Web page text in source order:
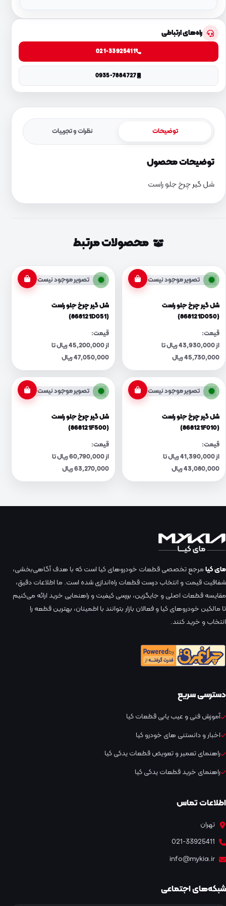
راه‌های ارتباطی
021-33925411
0935-7884727
توضیحات نظرات و تجربیات
توضیحات محصول
شل گیر چرخ جلو راست
محصولات مرتبط
تصویر موجود نیست
شل گیر چرخ جلو راست
(868121D050)
قیمت:
از 43,930,000 ریال تا
45,730,000 ریال
تصویر موجود نیست
شل گیر چرخ جلو راست
(868121D051)
قیمت:
از 45,200,000 ریال تا
47,050,000 ریال
تصویر موجود نیست
شل گیر چرخ جلو راست
(868121F010)
قیمت:
از 41,390,000 ریال تا
43,080,000 ریال
تصویر موجود نیست
شل گیر چرخ جلو راست
(868121F500)
قیمت:
از 60,790,000 ریال تا
63,270,000 ریال
مای کیامرجع تخصصی قطعات خودروهای کیا است که با هدف آگاهی‌بخشی،
شفافیت قیمت و انتخاب درست قطعات راه‌اندازی شده است. ما اطلاعات دقیق،
مقایسه قطعات اصلی و جایگزین، بررسی کیفیت و راهنمایی خرید ارائه می‌کنیم
تا مالکین خودروهای کیا و فعالان بازار بتوانند با اطمینان، بهترین قطعه را
انتخاب و خرید کنند.
دسترسی سریع
آموزش فنی و عیب یابی قطعات کیا
اخبار و دانستنی های خودرو کیا
راهنمای تعمیر و تعویض قطعات یدکی کیا
راهنمای خرید قطعات یدکی کیا
اطلاعات تماس
تهران
021-33925411
info@mykia.ir
شبکه‌های اجتماعی